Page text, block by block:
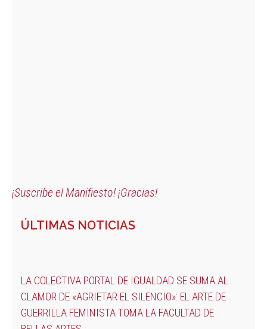
¡Suscribe el Manifiesto! ¡Gracias!
ÚLTIMAS NOTICIAS
LA COLECTIVA PORTAL DE IGUALDAD SE SUMA AL
CLAMOR DE «AGRIETAR EL SILENCIO»: EL ARTE DE
GUERRILLA FEMINISTA TOMA LA FACULTAD DE